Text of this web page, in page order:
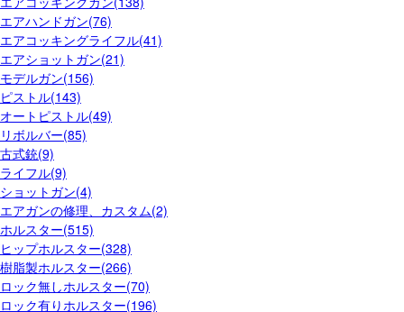
エアハンドガン(76)
エアコッキングライフル(41)
エアショットガン(21)
モデルガン(156)
ピストル(143)
オートピストル(49)
リボルバー(85)
古式銃(9)
ライフル(9)
ショットガン(4)
エアガンの修理、カスタム(2)
ホルスター(515)
ヒップホルスター(328)
樹脂製ホルスター(266)
ロック無しホルスター(70)
ロック有りホルスター(196)